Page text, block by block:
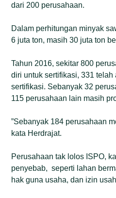
dari 200 perusahaan.
Dalam perhitungan minyak
6 juta ton, masih 30 juta ton
Tahun 2016, sekitar 800
diri untuk sertifikasi, 331 telah
sertifikasi. Sebanyak 32
115 perusahaan lain masih
”Sebanyak 184 perusahaan
kata Herdrajat.
Perusahaan tak lolos ISPO,
penyebab, seperti lahan
hak guna usaha, dan izin